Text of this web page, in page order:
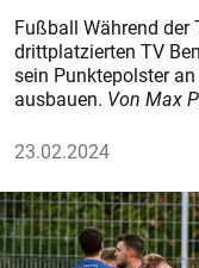
Fußball Während der
drittplatzierten TV
sein Punktepolster
ausbauen. Von Max
23.02.2024